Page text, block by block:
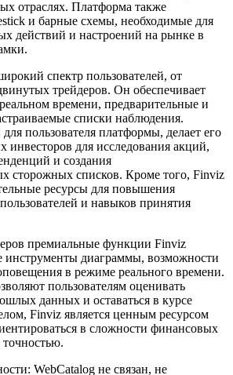
отраслях. Платформа также
и барные схемы, необходимые для
действий и настроений на рынке в
спектр пользователей, от
трейдеров. Он обеспечивает
времени, предварительные и
списки наблюдения.
пользователя платформы, делает его
инвесторов для исследования акций,
и создания
сторожных списков. Кроме того, Finviz
ресурсы для повышения
и навыков принятия
премиальные функции Finviz
инструменты диаграммы, возможности
в режиме реального времени.
пользователям оценивать
данных и оставаться в курсе
Finviz является ценным ресурсом
в сложности финансовых
WebCatalog не связан, не